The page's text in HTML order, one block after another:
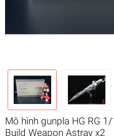
Mô hình gunpla HG RG
Build Weapon Astray x2